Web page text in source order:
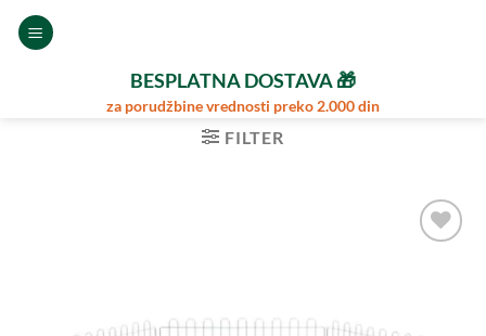
Preskoči
BESPLATNA DOSTAVA 🎁
za porudžbine vrednosti preko 2.000 din
FILTER